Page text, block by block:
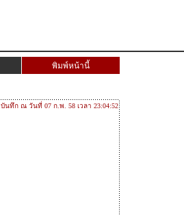
พิมพ์หน้านี้
บันทึก ณ วันที่ 07 ก.พ. 58 เวลา 23:04:52